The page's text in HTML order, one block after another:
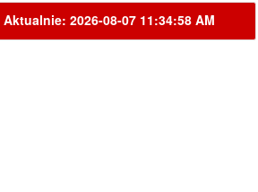
Aktualnie: 2026-08-07 11:34:58 AM